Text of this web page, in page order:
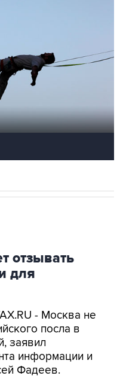
отзывать
для
- Москва не
посла в
заявил
информации и
Фадеев.